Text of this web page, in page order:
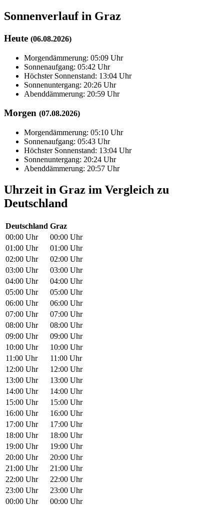
Sonnenverlauf in Graz
Heute (06.08.2026)
Morgendämmerung: 05:09 Uhr
Sonnenaufgang: 05:42 Uhr
Höchster Sonnenstand: 13:04 Uhr
Sonnenuntergang: 20:26 Uhr
Abenddämmerung: 20:59 Uhr
Morgen (07.08.2026)
Morgendämmerung: 05:10 Uhr
Sonnenaufgang: 05:43 Uhr
Höchster Sonnenstand: 13:04 Uhr
Sonnenuntergang: 20:24 Uhr
Abenddämmerung: 20:57 Uhr
Uhrzeit in Graz im Vergleich zu
Deutschland
Deutschland Graz
00:00 Uhr
00:00 Uhr
01:00 Uhr
01:00 Uhr
02:00 Uhr
02:00 Uhr
03:00 Uhr
03:00 Uhr
04:00 Uhr
04:00 Uhr
05:00 Uhr
05:00 Uhr
06:00 Uhr
06:00 Uhr
07:00 Uhr
07:00 Uhr
08:00 Uhr
08:00 Uhr
09:00 Uhr
09:00 Uhr
10:00 Uhr
10:00 Uhr
11:00 Uhr
11:00 Uhr
12:00 Uhr
12:00 Uhr
13:00 Uhr
13:00 Uhr
14:00 Uhr
14:00 Uhr
15:00 Uhr
15:00 Uhr
16:00 Uhr
16:00 Uhr
17:00 Uhr
17:00 Uhr
18:00 Uhr
18:00 Uhr
19:00 Uhr
19:00 Uhr
20:00 Uhr
20:00 Uhr
21:00 Uhr
21:00 Uhr
22:00 Uhr
22:00 Uhr
23:00 Uhr
23:00 Uhr
00:00 Uhr
00:00 Uhr